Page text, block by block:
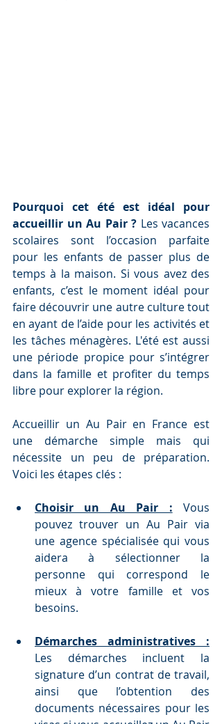
Pourquoi cet été est idéal pour
accueillir un Au Pair ? Les vacances
scolaires sont l’occasion parfaite
pour les enfants de passer plus de
temps à la maison. Si vous avez des
enfants, c’est le moment idéal pour
faire découvrir une autre culture tout
en ayant de l’aide pour les activités et
les tâches ménagères. L'été est aussi
une période propice pour s’intégrer
dans la famille et profiter du temps
libre pour explorer la région.
Accueillir un Au Pair en France est
une démarche simple mais qui
nécessite un peu de préparation.
Voici les étapes clés :
Choisir un Au Pair : Vous
pouvez trouver un Au Pair via
une agence spécialisée qui vous
aidera à sélectionner la
personne qui correspond le
mieux à votre famille et vos
besoins.
Démarches administratives :
Les démarches incluent la
signature d’un contrat de travail,
ainsi que l’obtention des
documents nécessaires pour les